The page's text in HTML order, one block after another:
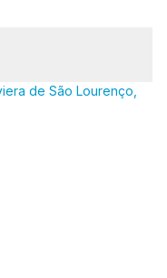
de São Lourenço,